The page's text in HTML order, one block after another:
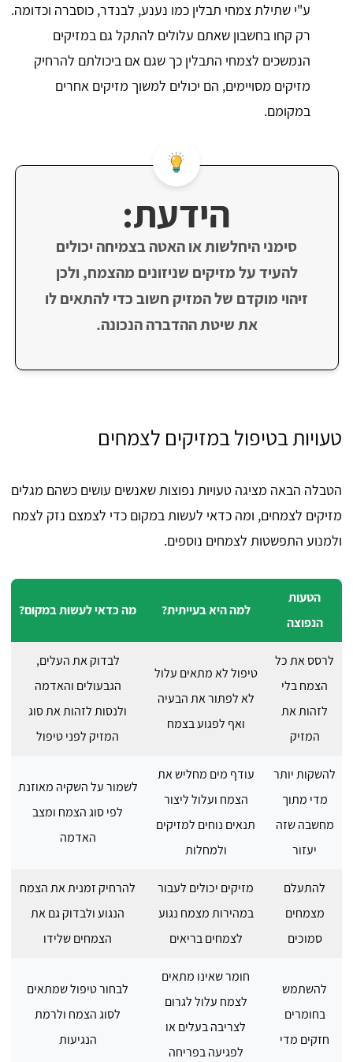
ע"י שתילת צמחי תבלין כמו נענע, לבנדר, כוסברה וכדומה.
רק קחו בחשבון שאתם עלולים להתקל גם במזיקים
הנמשכים לצמחי התבלין כך שגם אם ביכולתם להרחיק
מזיקים מסויימים, הם יכולים למשוך מזיקים אחרים
במקומם.
הידעת:
סימני היחלשות או האטה בצמיחה יכולים
להעיד על מזיקים שניזונים מהצמח, ולכן
זיהוי מוקדם של המזיק חשוב כדי להתאים לו
את שיטת ההדברה הנכונה.
טעויות בטיפול במזיקים לצמחים
הטבלה הבאה מציגה טעויות נפוצות שאנשים עושים כשהם מגלים
מזיקים לצמחים, ומה כדאי לעשות במקום כדי לצמצם נזק לצמח
ולמנוע התפשטות לצמחים נוספים.
הטעות
הנפוצה
למה היא בעייתית? מה כדאי לעשות במקום?
לרסס את כל
הצמח בלי
לזהות את
המזיק
טיפול לא מתאים עלול
לא לפתור את הבעיה
ואף לפגוע בצמח
לבדוק את העלים,
הגבעולים והאדמה
ולנסות לזהות את סוג
המזיק לפני טיפול
להשקות יותר
מדי מתוך
מחשבה שזה
יעזור
עודף מים מחליש את
הצמח ועלול ליצור
תנאים נוחים למזיקים
ולמחלות
לשמור על השקיה מאוזנת
לפי סוג הצמח ומצב
האדמה
להתעלם
מצמחים
סמוכים
מזיקים יכולים לעבור
במהירות מצמח נגוע
לצמחים בריאים
להרחיק זמנית את הצמח
הנגוע ולבדוק גם את
הצמחים שלידו
להשתמש
בחומרים
חזקים מדי
חומר שאינו מתאים
לצמח עלול לגרום
לצריבה בעלים או
לפגיעה בפריחה
לבחור טיפול שמתאים
לסוג הצמח ולרמת
הנגיעות